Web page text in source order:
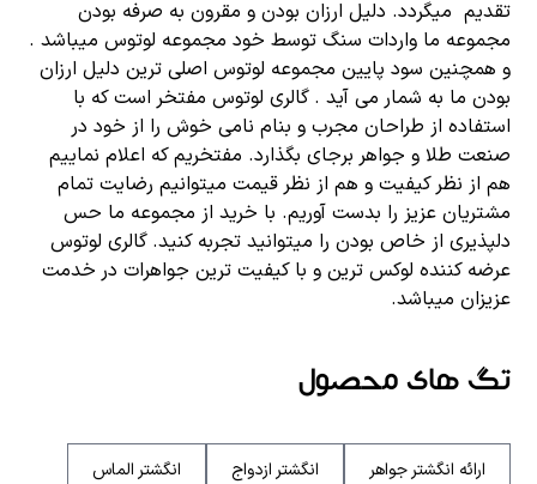
تقدیم میگردد. دلیل ارزان بودن و مقرون به صرفه بودن
مجموعه ما واردات سنگ توسط خود مجموعه لوتوس میباشد .
و همچنین سود پایین مجموعه لوتوس اصلی ترین دلیل ارزان
بودن ما به شمار می آید . گالری لوتوس مفتخر است که با
استفاده از طراحان مجرب و بنام نامی خوش را از خود در
صنعت طلا و جواهر برجای بگذارد. مفتخریم که اعلام نماییم
هم از نظر کیفیت و هم از نظر قیمت میتوانیم رضایت تمام
مشتریان عزیز را بدست آوریم. با خرید از مجموعه ما حس
دلپذیری از خاص بودن را میتوانید تجربه کنید. گالری لوتوس
عرضه کننده لوکس ترین و با کیفیت ترین جواهرات در خدمت
عزیزان میباشد.
تگ های محصول
ارائه انگشتر جواهر انگشتر ازدواج انگشتر الماس